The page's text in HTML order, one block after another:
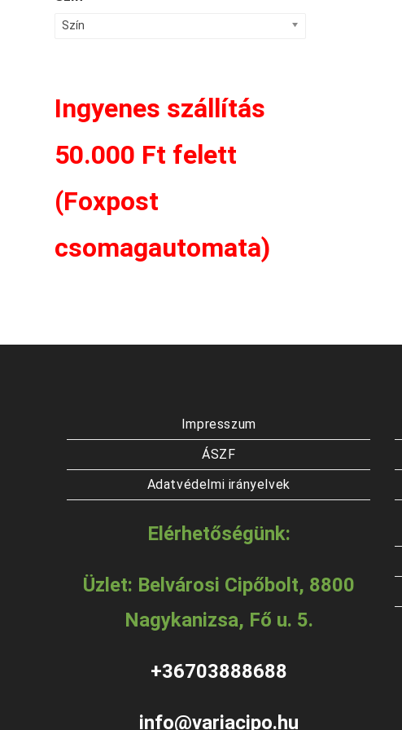
Szín
Ingyenes szállítás
50.000 Ft felett
(Foxpost
csomagautomata)
Impresszum
ÁSZF
Adatvédelmi irányelvek
Elérhetőségünk:
Üzlet: Belvárosi Cipőbolt, 8800
Nagykanizsa, Fő u. 5.
+36703888688
info@variacipo.hu